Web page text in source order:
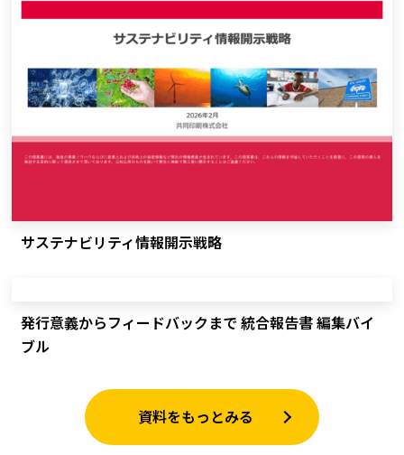
サステナビリティ情報開示戦略
発行意義からフィードバックまで 統合報告書 編集バイ
ブル
資料をもっとみる